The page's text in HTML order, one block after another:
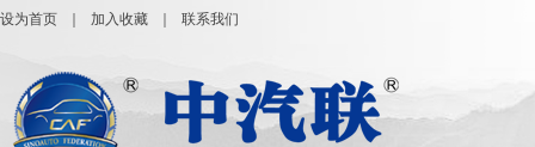
设为首页 加入收藏 联系我们